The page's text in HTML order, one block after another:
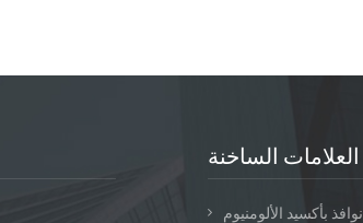
العلامات الساخنة
نوافذ بأكسيد الألومنيوم